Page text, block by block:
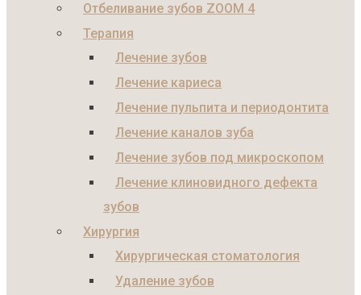
Отбеливание зубов ZOOM 4
Терапия
Лечение зубов
Лечение кариеса
Лечение пульпита и периодонтита
Лечение каналов зуба
Лечение зубов под микроскопом
Лечение клиновидного дефекта
зубов
Хирургия
Хирургическая стоматология
Удаление зубов